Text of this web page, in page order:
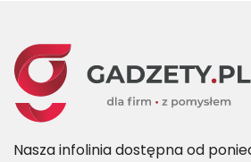
Nasza infolinia dostępna od